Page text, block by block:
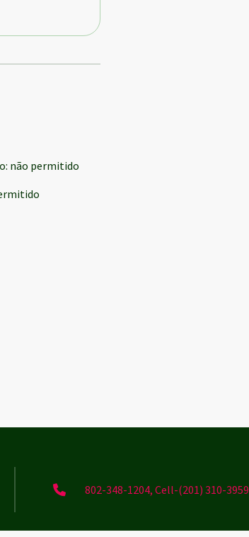
: não permitido
802-348-1204, Cell-(201) 310-3959